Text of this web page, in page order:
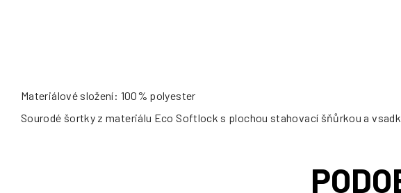
Materiálové složení: 100% polyester
Sourodé šortky z materiálu Eco Softlock s plochou stahovací šňůrkou a